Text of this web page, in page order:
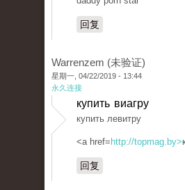
回复
Warrenzem (未验证)
星期一, 04/22/2019 - 13:44
永久连接
купить виагру
купить левитру
<a href= http://topmag.by>
回复